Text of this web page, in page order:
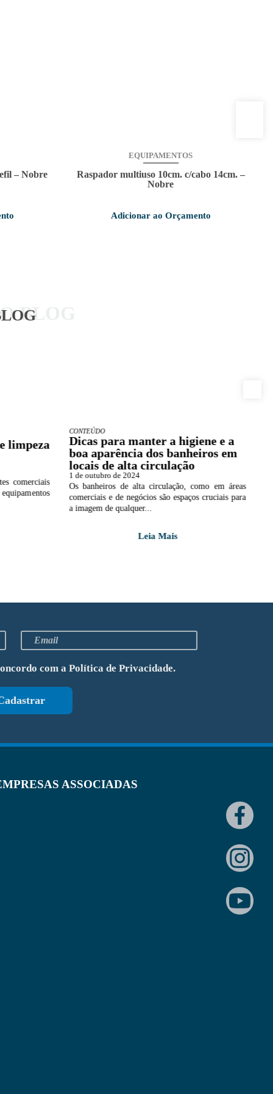
– Nobre
EQUIPAMENTOS
Raspador multiuso 10cm. c/cabo 14cm. –
Nobre
Adicionar ao Orçamento
BLOG
limpeza
comerciais
CONTEÚDO
Dicas para manter a higiene e a
boa aparência dos banheiros em
locais de alta circulação
1 de outubro de 2024
Os banheiros de alta circulação, como em áreas
comerciais e de negócios são espaços cruciais para
a imagem de qualquer...
Leia Mais
com a Política de Privacidade.
ASSOCIADAS